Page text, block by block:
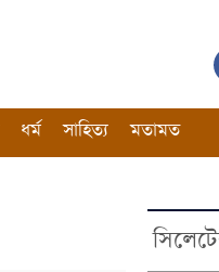
ধর্ম সাহিত্য মতামত